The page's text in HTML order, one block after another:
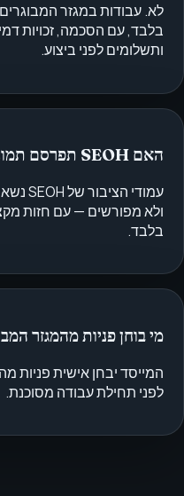
בלבד, עם הסכמה, זכויות
ותשלומים לפני ביצוע.
האם SEOH תפרסם תמונות קמפיין ציבוריות?
ולא מפורשים — עם חזות
בלבד.
מי בוחן פניות מהמגזר
המייסד יבחן אישית פניות
לפני תחילת עבודה מסוכנת.